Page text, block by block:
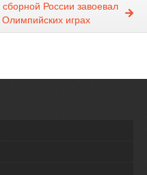
России завоевал
играх